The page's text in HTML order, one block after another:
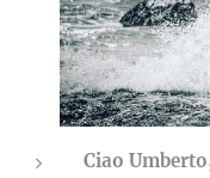
Ciao